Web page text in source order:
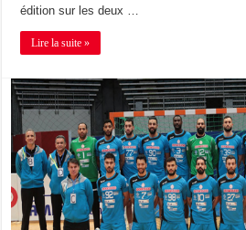
édition sur les deux …
Lire la suite »